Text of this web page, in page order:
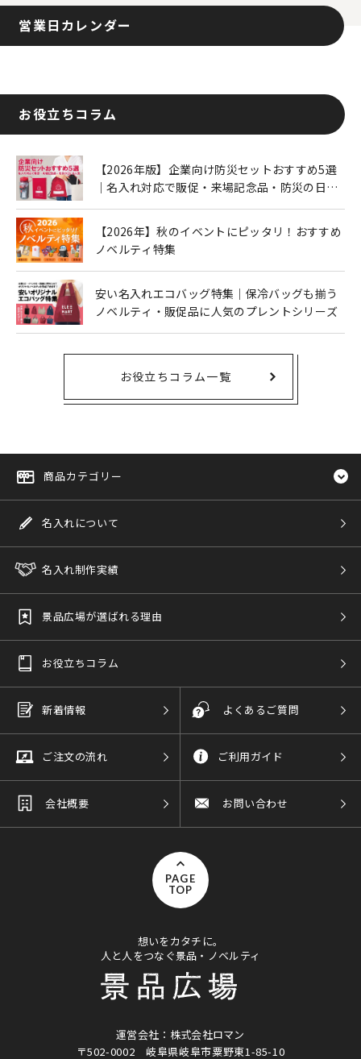
営業日カレンダー
お役立ちコラム
【2026年版】企業向け防災セットおすすめ5選
｜名入れ対応で販促・来場記念品・防災の日に
【2026年】秋のイベントにピッタリ！おすすめ
ノベルティ特集
安い名入れエコバッグ特集｜保冷バッグも揃う
ノベルティ・販促品に人気のプレントシリーズ
お役立ちコラム一覧
商品カテゴリー
名入れについて
名入れ制作実績
景品広場が選ばれる理由
お役立ちコラム
新着情報 よくあるご質問
ご注文の流れ ご利用ガイド
会社概要 お問い合わせ
PAGE
TOP
想いをカタチに。
人と人をつなぐ景品・ノベルティ
運営会社：株式会社ロマン
〒502-0002岐阜県岐阜市粟野東1-85-10